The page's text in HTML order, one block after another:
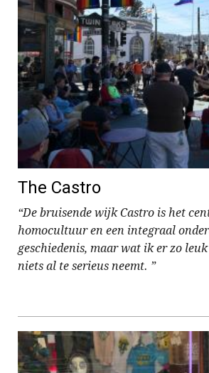
The Castro
“De bruisende wijk Castro is het
homocultuur en een integraal
geschiedenis, maar wat ik er zo
niets al te serieus neemt. ”